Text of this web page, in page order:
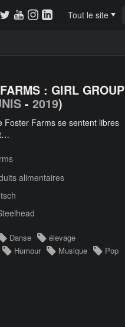
Tout le site
: GIRL GROUP
- 2019)
Foster Farms se sentent libres
alimentaires
Danse
élevage
Humour Musique
Pop